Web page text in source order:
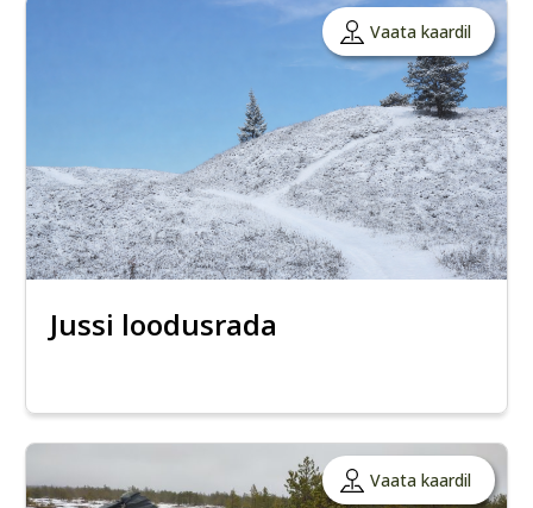
Vaata kaardil
Jussi loodusrada
Vaata kaardil